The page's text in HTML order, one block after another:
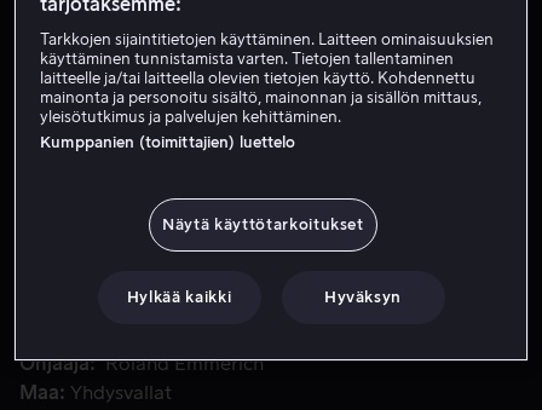
Tilaa nyt
Washingtonissa poliisina toimiva John Cale menettää
Washingtonissa poliisina toimiva John Cale menettää
työtehtävään suojelemaan presidentti James Sawyeria
Salaisen palvelun riveissä.
Channing Tatum Maggie Gyllenhaal
Ohjaaja
Roland Emmerich
Maa
Yhdysvallat
tarjotaksemme:
Tarkkojen sijaintitietojen käyttäminen. Laitteen ominaisuuksien
käyttäminen tunnistamista varten. Tietojen tallentaminen
laitteelle ja/tai laitteella olevien tietojen käyttö. Kohdennettu
mainonta ja personoitu sisältö, mainonnan ja sisällön mittaus,
yleisötutkimus ja palvelujen kehittäminen.
Kumppanien (toimittajien) luettelo
Näytä käyttötarkoitukset
Hylkää kaikki Hyväksyn